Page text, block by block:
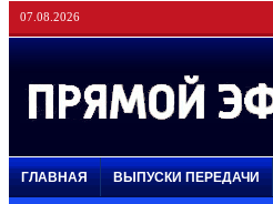
07.08.2026
ГЛАВНАЯ ВЫПУСКИ ПЕРЕДАЧИ